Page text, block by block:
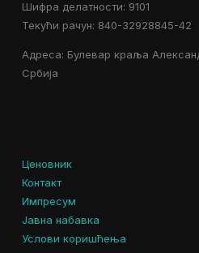
Шифра делатности: 9101
Текући рачун: 840-32928845-42
Адреса: Булевар краља
Србија
Ценовник
Контакт
Импресум
Јавна набавка
Услови коришћења